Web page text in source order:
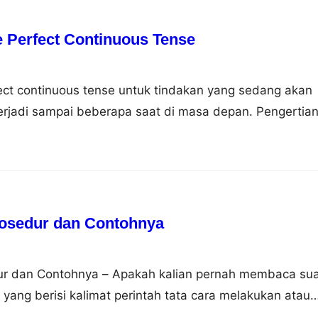
Perfect Continuous Tense
continuous tense untuk tindakan yang sedang akan
sampai beberapa saat di masa depan. Pengertian
Tense Future perfect continuous tense adalah bentuk
mengekspresikan tindakan sedang akan
dan Contohnya
dan Contohnya – Apakah kalian pernah membaca
yang berisi kalimat perintah tata cara melakukan atau